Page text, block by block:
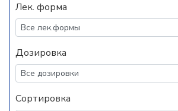
Лек. форма
Дозировка
Сортировка